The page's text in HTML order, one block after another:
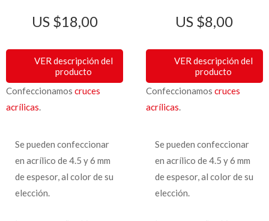
$18,00
VER descripción del
producto
Confeccionamos cruces
acrílicas.
Se pueden confeccionar
en acrílico de 4.5 y 6 mm
de espesor, al color de su
elección.
$8,00
VER descripción del
producto
Confeccionamos cruces
acrílicas.
Se pueden confeccionar
en acrílico de 4.5 y 6 mm
de espesor, al color de su
elección.